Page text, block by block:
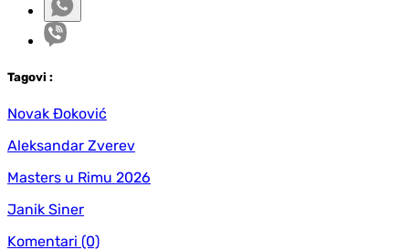
Tagovi :
Novak Đoković
Aleksandar Zverev
Masters u Rimu 2026
Janik Siner
Komentari (0)